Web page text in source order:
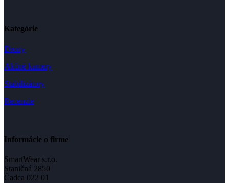
Kategórie
Drony
Akčné kamery
Stabilizátory
Recenzie
Informácie o firme
SmartWear s.r.o.
Staničná 2850
Čadca 022 01